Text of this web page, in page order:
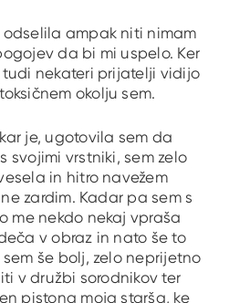
odselila ampak niti nimam
da bi mi uspelo. Ker
tudi nekateri prijatelji vidijo
okolju sem.
je, ugotovila sem da
svojimi vrstniki, sem zelo
in hitro navežem
zardim. Kadar pa sem s
me nekdo nekaj vpraša
v obraz in nato še to
še bolj, zelo neprijetno
v družbi sorodnikov ter
pistona moja starša, ke